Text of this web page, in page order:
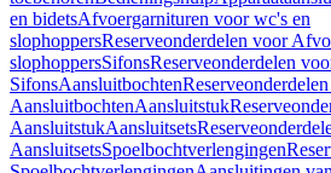
en bidetsAfvoergarnituren voor wc's en
slophoppersReserveonderdelen voor
slophoppersSifonsReserveonderdelen
SifonsAansluitbochten
AansluitbochtenAansluitstuk
AansluitstukAansluitsets
AansluitsetsSpoelbochtverlengingen